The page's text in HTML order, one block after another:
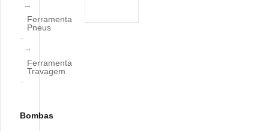
Ferramenta
Pneus
Ferramenta
Travagem
Bombas